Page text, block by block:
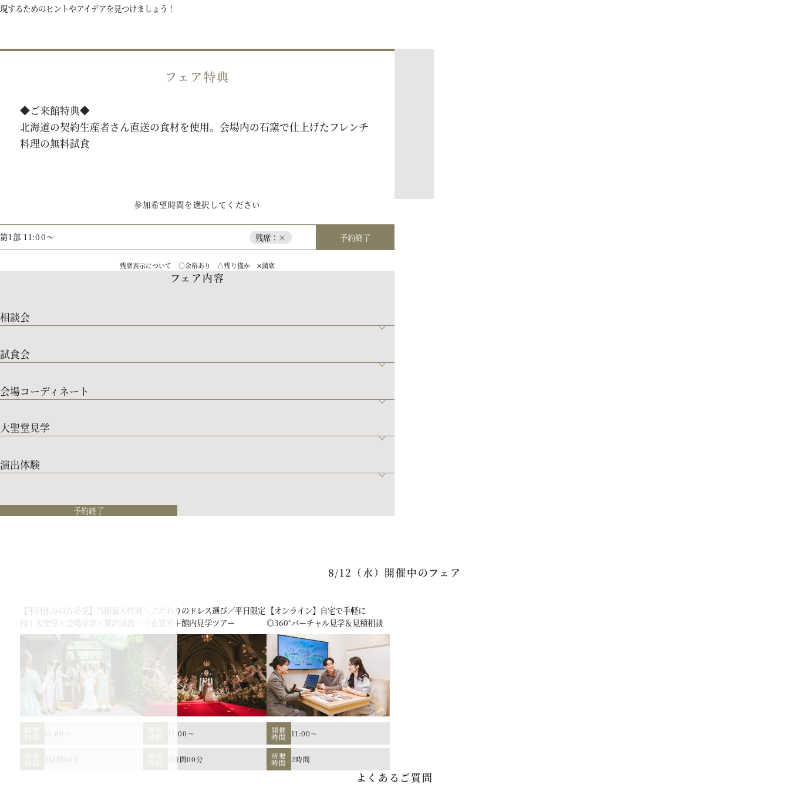
現するためのヒントやアイデアを見つけましょう！
フェア特典
◆ご来館特典◆
北海道の契約生産者さん直送の食材を使用。会場内の石窯で仕上げたフレンチ
料理の無料試食
参加希望時間を選択してください
第1部 11:00～ 残席：× 予約終了
残席表示について ○余裕あり △残り僅か ✕満席
フェア内容
相談会
会場の説明、ご案内はもちろん、お二人の理想や希望、予算をプロに相談しませんか。空き日程のご案内もさせていただき
試食会
会場コーディネート
大聖堂見学
演出体験
予約終了
8/12（水）開催中のフェア
【平日休みの方必見】当館最大特典
付｜大聖堂×会場見学×贅沢試食フ
ェア
11:00～
3時間00分
＼こだわりのドレス選び／平日限定
☆衣装室＋館内見学ツアー
11:00～
3時間00分
【オンライン】自宅で手軽に
◎360°バーチャル見学＆見積相談
開催
時間 11:00～
所要
時間 2時間
よくあるご質問